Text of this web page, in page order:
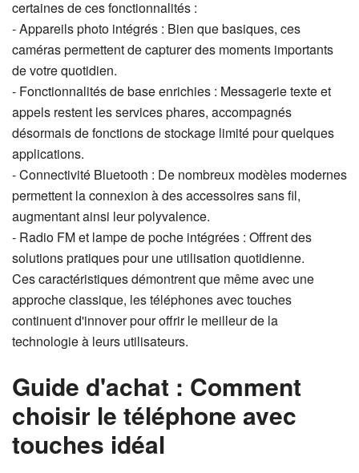
certaines de ces fonctionnalités :
- Appareils photo intégrés : Bien que basiques, ces
caméras permettent de capturer des moments importants
de votre quotidien.
- Fonctionnalités de base enrichies : Messagerie texte et
appels restent les services phares, accompagnés
désormais de fonctions de stockage limité pour quelques
applications.
- Connectivité Bluetooth : De nombreux modèles modernes
permettent la connexion à des accessoires sans fil,
augmentant ainsi leur polyvalence.
- Radio FM et lampe de poche intégrées : Offrent des
solutions pratiques pour une utilisation quotidienne.
Ces caractéristiques démontrent que même avec une
approche classique, les téléphones avec touches
continuent d'innover pour offrir le meilleur de la
technologie à leurs utilisateurs.
Guide d'achat : Comment
choisir le téléphone avec
touches idéal